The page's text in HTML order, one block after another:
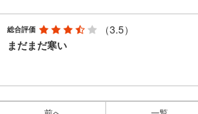
総合評価
（3.5）
まだまだ寒い